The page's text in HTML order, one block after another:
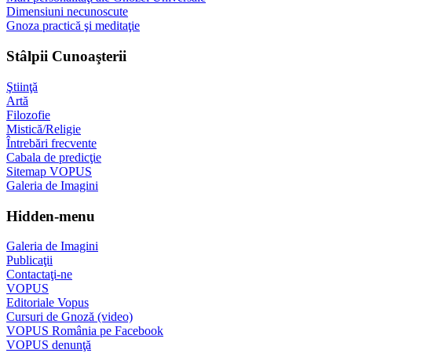
Dimensiuni necunoscute
Gnoza practică şi meditaţie
Stâlpii Cunoaşterii
Ştiinţă
Artă
Filozofie
Mistică/Religie
Întrebări frecvente
Cabala de predicţie
Sitemap VOPUS
Galeria de Imagini
Hidden-menu
Galeria de Imagini
Publicaţii
Contactaţi-ne
VOPUS
Editoriale Vopus
Cursuri de Gnoză (video)
VOPUS România pe Facebook
VOPUS denunţă